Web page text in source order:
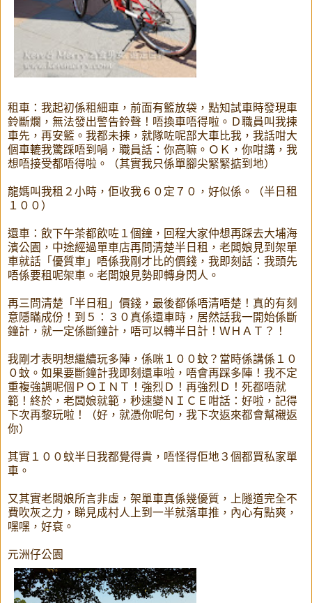
租車：我起初係租細車，前面有籃放袋，點知試車時發現車
鈴斷爛，無法發出警告鈴聲！唔換車唔得啦。Ｄ職員叫我揀
車先，再安籃。我都未揀，就隊咗呢部大車比我，我話咁大
個車轆我驚踩唔到喎，職員話：你高嘛。ＯＫ，你咁講，我
想唔接受都唔得啦。（其實我只係單腳尖緊緊掂到地）
龍媽叫我租２小時，佢收我６０定７０，好似係。（半日租
１００）
還車：飲下午茶都飲咗１個鐘，回程大家仲想再踩去大埔海
濱公園，中途經過單車店再問清楚半日租，老闆娘見到架單
車就話「優質車」唔係我剛才比的價錢，我即刻話：我頭先
唔係要租呢架車。老闆娘見勢即轉身閃人。
再三問清楚「半日租」價錢，最後都係唔清唔楚！真的有刻
意隱瞞成份！到５：３０真係還車時，居然話我一開始係斷
鐘計，就一定係斷鐘計，唔可以轉半日計！ＷＨＡＴ？！
我剛才表明想繼續玩多陣，係咪１００蚊？當時係講係１０
０蚊。如果要斷鐘計我即刻還車啦，唔會再踩多陣！我不定
重複強調呢個ＰＯＩＮＴ！強烈Ｄ！再強烈Ｄ！死都唔就
範！終於，老闆娘就範，秒速變ＮＩＣＥ咁話：好啦，記得
下次再黎玩啦！（好，就憑你呢句，我下次返來都會幫襯返
你）
其實１００蚊半日我都覺得貴，唔怪得佢地３個都買私家單
車。
又其實老闆娘所言非虛，架單車真係幾優質，上隧道完全不
費吹灰之力，睇見成村人上到一半就落車推，內心有點爽，
嘿嘿，好衰。
元洲仔公園